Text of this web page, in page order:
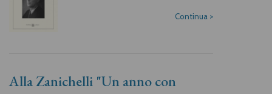
Continua >
Alla Zanichelli "Un anno con